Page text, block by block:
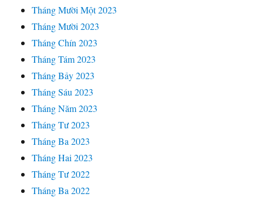
Tháng Mười Một 2023
Tháng Mười 2023
Tháng Chín 2023
Tháng Tám 2023
Tháng Bảy 2023
Tháng Sáu 2023
Tháng Năm 2023
Tháng Tư 2023
Tháng Ba 2023
Tháng Hai 2023
Tháng Tư 2022
Tháng Ba 2022